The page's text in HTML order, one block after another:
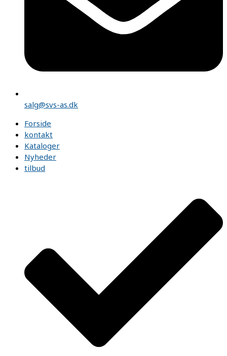
salg@svs-as.dk
Forside
kontakt
Kataloger
Nyheder
tilbud